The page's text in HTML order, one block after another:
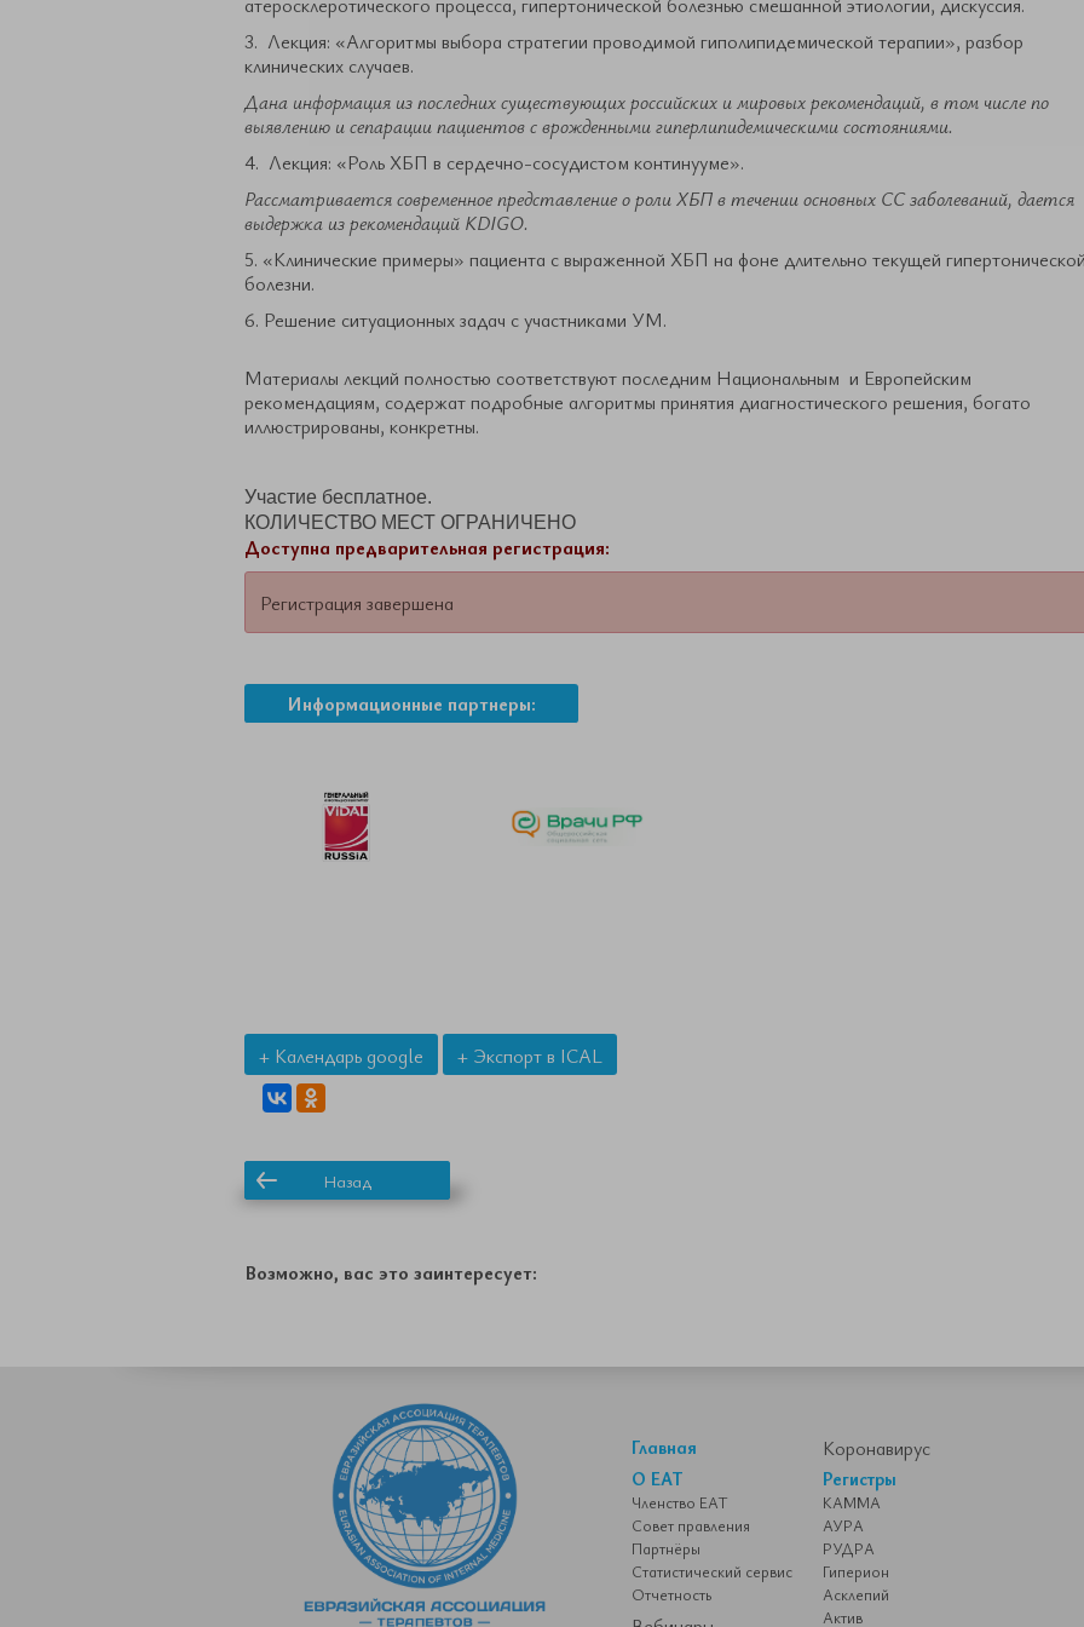
атеросклеротического процесса, гипертонической болезнью смешанной этиологии, дискуссия.
3. Лекция: «Алгоритмы выбора стратегии проводимой гиполипидемической терапии», разбор
клинических случаев.
Дана информация из последних существующих российских и мировых рекомендаций, в том числе по
выявлению и сепарации пациентов с врожденными гиперлипидемическими состояниями.
4. Лекция: «Роль ХБП в сердечно-сосудистом континууме».
Рассматривается современное представление о роли ХБП в течении основных СС заболеваний, дается
выдержка из рекомендаций KDIGO.
5. «Клинические примеры» пациента с выраженной ХБП на фоне длительно текущей
болезни.
6. Решение ситуационных задач с участниками УМ.
Материалы лекций полностью соответствуют последним Национальным и Европейским
рекомендациям, содержат подробные алгоритмы принятия диагностического решения, богато
иллюстрированы, конкретны.
Участие бесплатное.
КОЛИЧЕСТВО МЕСТ ОГРАНИЧЕНО
Доступна предварительная регистрация:
Регистрация завершена
Информационные партнеры:
+ Календарь google + Экспорт в ICAL
Назад
Возможно, вас это заинтересует:
Главная
О ЕАТ
Членство ЕАТ
Совет правления
Партнёры
Статистический сервис
Отчетность
Коронавирус
Регистры
КАММА
АУРА
РУДРА
Гиперион
Асклепий
Актив